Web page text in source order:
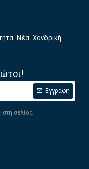
Νέα Χονδρική
Εγγραφή
στη σελίδα